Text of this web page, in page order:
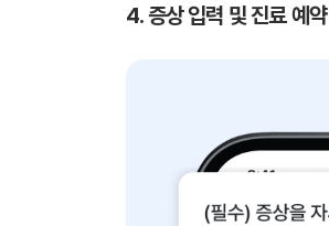
4. 증상 입력 및 진료 예약